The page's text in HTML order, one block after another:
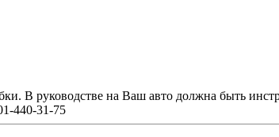
В руководстве на Ваш авто должна быть
440-31-75